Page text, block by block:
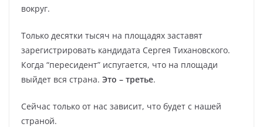
вокруг.
Только десятки тысяч на площадях заставят
зарегистрировать кандидата Сергея Тихановского.
Когда “пересидент” испугается, что на площади
выйдет вся страна. Это – третье.
Сейчас только от нас зависит, что будет с нашей
страной.